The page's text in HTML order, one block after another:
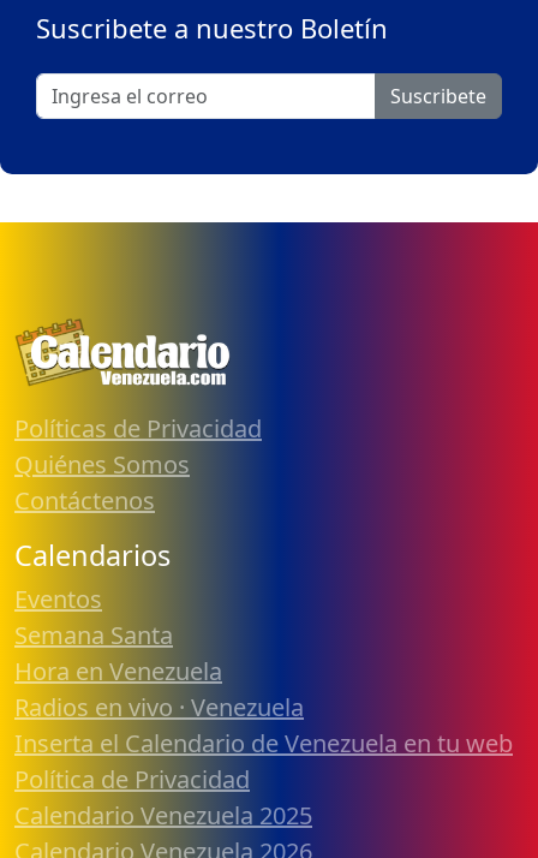
Suscribete a nuestro Boletín
Suscribete
Políticas de Privacidad
Quiénes Somos
Contáctenos
Calendarios
Eventos
Semana Santa
Hora en Venezuela
Radios en vivo · Venezuela
Inserta el Calendario de Venezuela en tu web
Política de Privacidad
Calendario Venezuela 2025
Calendario Venezuela 2026